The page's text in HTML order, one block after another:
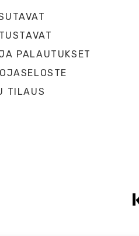
PALAUTUKSET
TILAUS